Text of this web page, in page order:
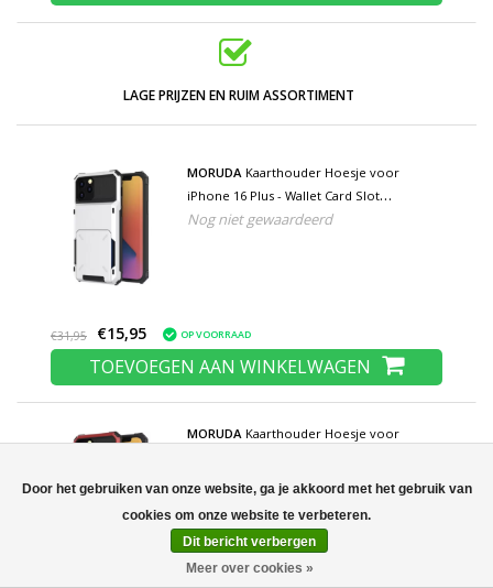
LAGE PRIJZEN EN RUIM ASSORTIMENT
MORUDA Kaarthouder Hoesje voor
iPhone 16 Plus - Wallet Card Slot
Portemonnee Flip Cover Case - Wit
Nog niet gewaardeerd
€31,95 €15,95 OP VOORRAAD
TOEVOEGEN AAN WINKELWAGEN
MORUDA Kaarthouder Hoesje voor
Flip Cover Case - Rood
Door het gebruiken van onze website, ga je akkoord met het gebruik van
Dit bericht verbergen
Meer over cookies »